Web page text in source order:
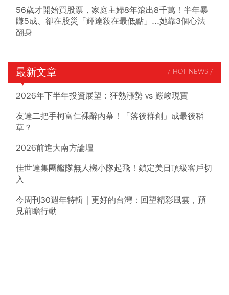
56歲才開始買股票，家庭主婦8年滾出8千萬！半年暴
賺5成、卻在股災「輝達殺在最低點」...她靠3個心法
翻身
最新文章 / HOT NEWS /
2026年下半年投資展望：狂熱漲勢 vs 嚴峻現實
友達二把手柯富仁裸辭內幕！「落後群創」成最後稻
草？
2026前進大南方論壇
佳世達集團艦隊無人機小隊起飛！鎖定美日頂級客戶切
入
今周刊30週年特輯｜更好的台灣：回望精彩風雲，預
見前瞻行動